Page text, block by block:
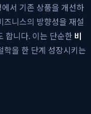
서 기존 상품을 개선하
즈니스의 방향성을 재설
합니다. 이는 단순한 비
학을 한 단계 성장시키는